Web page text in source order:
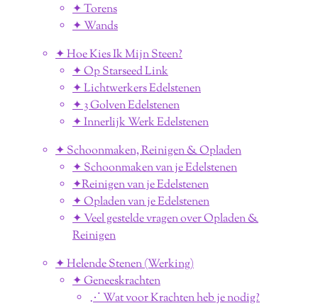
✦ Torens
✦ Wands
✦ Hoe Kies Ik Mijn Steen?
✦ Op Starseed Link
✦ Lichtwerkers Edelstenen
✦ 3 Golven Edelstenen
✦ Innerlijk Werk Edelstenen
✦ Schoonmaken, Reinigen & Opladen
✦ Schoonmaken van je Edelstenen
✦Reinigen van je Edelstenen
✦ Opladen van je Edelstenen
✦ Veel gestelde vragen over Opladen &
Reinigen
✦ Helende Stenen (Werking)
✦ Geneeskrachten
⋰ Wat voor Krachten heb je nodig?